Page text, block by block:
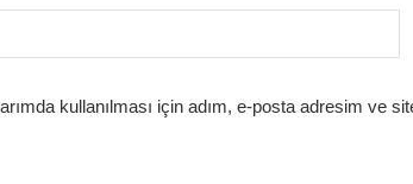
kullanılması için adım, e-posta adresim ve